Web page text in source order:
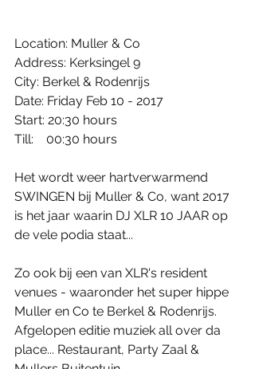
Location: Muller & Co
Address: Kerksingel 9
City: Berkel & Rodenrijs
Date: Friday Feb 10 - 2017
Start: 20:30 hours
Till:    00:30 hours
Het wordt weer hartverwarmend
SWINGEN bij Muller & Co, want 2017
is het jaar waarin DJ XLR 10 JAAR op
de vele podia staat...
Zo ook bij een van XLR's resident
venues - waaronder het super hippe
Muller en Co te Berkel & Rodenrijs.
Afgelopen editie muziek all over da
place... Restaurant, Party Zaal &